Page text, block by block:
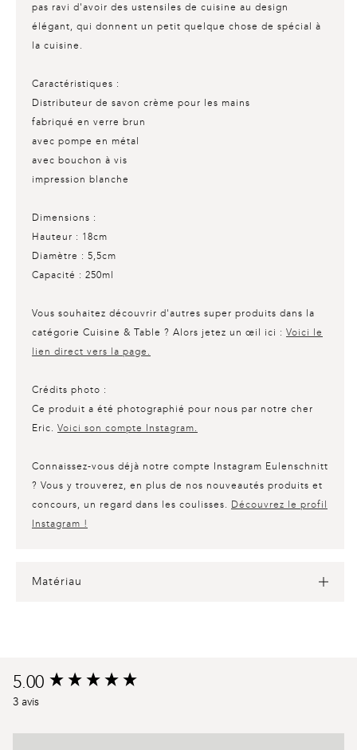
pas ravi d'avoir des ustensiles de cuisine au design
élégant, qui donnent un petit quelque chose de spécial à
la cuisine.
Caractéristiques :
Distributeur de savon crème pour les mains
fabriqué en verre brun
avec pompe en métal
avec bouchon à vis
impression blanche
Dimensions :
Hauteur : 18cm
Diamètre : 5,5cm
Capacité : 250ml
Vous souhaitez découvrir d'autres super produits dans la
catégorie Cuisine & Table ? Alors jetez un œil ici : Voici le
lien direct vers la page.
Crédits photo :
Ce produit a été photographié pour nous par notre cher
Eric. Voici son compte Instagram.
Connaissez-vous déjà notre compte Instagram Eulenschnitt
? Vous y trouverez, en plus de nos nouveautés produits et
concours, un regard dans les coulisses. Découvrez le profil
Instagram !
Matériau
reviews
5.00
3 avis
New content loaded